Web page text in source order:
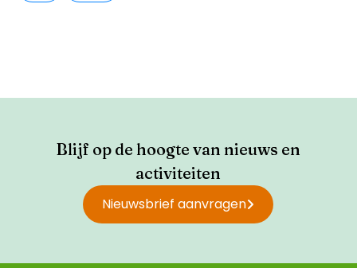
Blijf op de hoogte van nieuws en
activiteiten
Nieuwsbrief aanvragen